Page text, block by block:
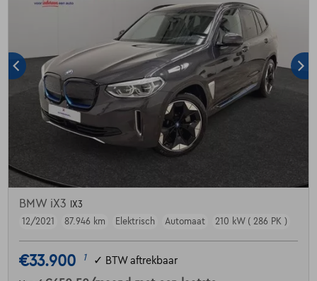
BMW iX3
IX3
12/2021
87.946 km Elektrisch Automaat 210 kW ( 286 PK )
€33.900 1 ✓ BTW aftrekbaar